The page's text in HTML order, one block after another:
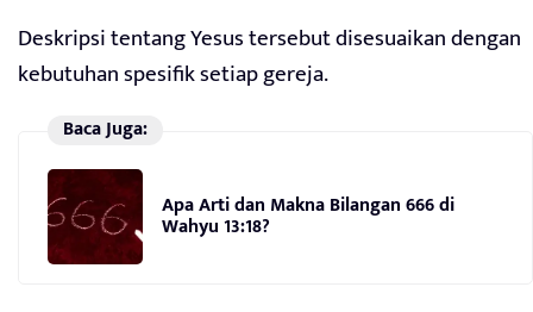
Deskripsi tentang Yesus tersebut disesuaikan dengan
kebutuhan spesifik setiap gereja.
Baca Juga:
Apa Arti dan Makna Bilangan 666 di
Wahyu 13:18?